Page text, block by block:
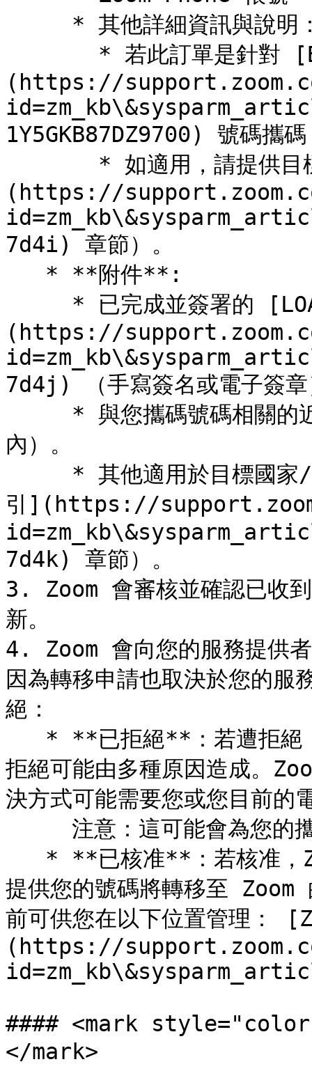
(https://
1Y5GKB87DZ9700) 號碼攜
(https://
7d4i) 章節）。
(https://
7d4j) （手寫簽名或電子簽章
內）。
引](https://
7d4k) 章節）。
3. Zoom 會審核並確認已收
新。
4. Zoom 會向您的服務提供
因為轉移申請也取決於您的服
絕：
拒絕可能由多種原因造成。
決方式可能需要您或您目前的
提供您的號碼將轉移至 Zoom
前可供您在以下位置管理：
(https://
#### <mark style="color:
</mark>